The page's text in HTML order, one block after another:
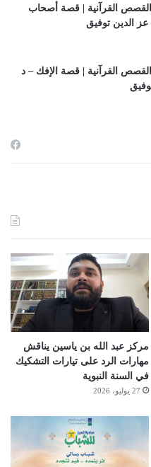
القصص القرآنية | قصة أصحاب
الدين توفيق
القرآنية | قصة الإفك – د
مركز عبد الله بن ياسين يناقش
مهارات الرد على تيارات التشكيك
في السنة النبوية
27 يوليو، 2026